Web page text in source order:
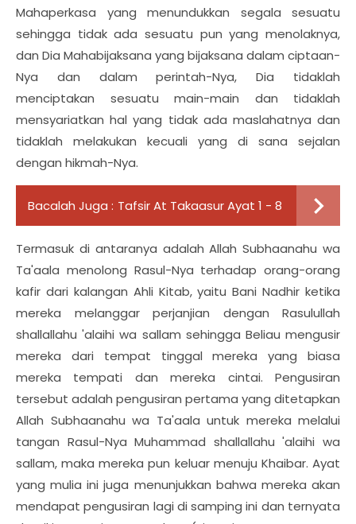
Mahaperkasa yang menundukkan segala sesuatu
sehingga tidak ada sesuatu pun yang menolaknya,
dan Dia Mahabijaksana yang bijaksana dalam ciptaan-
Nya dan dalam perintah-Nya, Dia tidaklah
menciptakan sesuatu main-main dan tidaklah
mensyariatkan hal yang tidak ada maslahatnya dan
tidaklah melakukan kecuali yang di sana sejalan
dengan hikmah-Nya.
Bacalah Juga : Tafsir At Takaasur Ayat 1 - 8
Termasuk di antaranya adalah Allah Subhaanahu wa
Ta'aala menolong Rasul-Nya terhadap orang-orang
kafir dari kalangan Ahli Kitab, yaitu Bani Nadhir ketika
mereka melanggar perjanjian dengan Rasulullah
shallallahu 'alaihi wa sallam sehingga Beliau mengusir
mereka dari tempat tinggal mereka yang biasa
mereka tempati dan mereka cintai. Pengusiran
tersebut adalah pengusiran pertama yang ditetapkan
Allah Subhaanahu wa Ta'aala untuk mereka melalui
tangan Rasul-Nya Muhammad shallallahu 'alaihi wa
sallam, maka mereka pun keluar menuju Khaibar. Ayat
yang mulia ini juga menunjukkan bahwa mereka akan
mendapat pengusiran lagi di samping ini dan ternyata